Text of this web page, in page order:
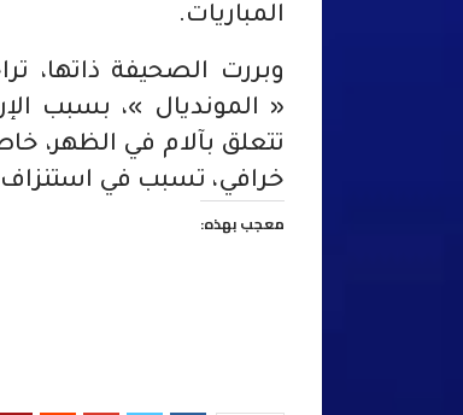
المباريات.
وبررت الصحيفة ذاتها،
« المونديال »، بسبب
تتعلق بآلام في الظهر،
خرافي، تسبب في استنزاف
معجب بهذه: